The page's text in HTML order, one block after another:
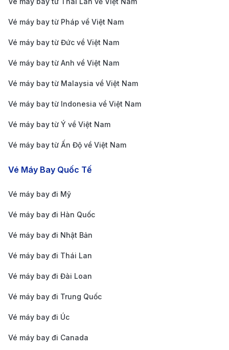
Giá vé máy bay Tp.
HCM - Cairo
18.000.000 VND
HCM - Cairo
19.500.000 VND
HCM - Cairo Gulf
Air
21.000.000 VND
Giá vé máy bay Tp.
HCM - Cairo Etihad
Airways
22.500.000 VND
HCM - Cairo Saudi
đầu khởi hành khác Tp. Hồ Chí Minh
Hướng dẫn cách di chuyển từ trung
tâm đi sân bay Tp. Hồ Chí Minh và
từ sân bay Cairo đi trung tâm thành
phố
Hồ Chí Minh đi sân bay
Vé máy bay từ Pháp về Việt Nam
Vé máy bay từ Đức về Việt Nam
Vé máy bay từ Anh về Việt Nam
Vé máy bay từ Malaysia về Việt Nam
Vé máy bay từ Indonesia về Việt Nam
Vé máy bay từ Ý về Việt Nam
Vé máy bay từ Ấn Độ về Việt Nam
Vé Máy Bay Quốc Tế
Vé máy bay đi Mỹ
Vé máy bay đi Hàn Quốc
Vé máy bay đi Nhật Bản
Vé máy bay đi Thái Lan
Vé máy bay đi Đài Loan
Vé máy bay đi Trung Quốc
Vé máy bay đi Úc
Vé máy bay đi Canada